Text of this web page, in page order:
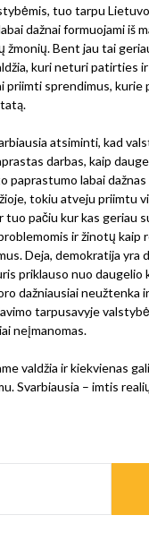
tuo tarpu
dažnai formuojami iš
žmonių. Bent jau tai
kuri neturi patirties ir
priimti sprendimus, kurie
atsiminti, kad
darbas, kaip
paprastumo labai dažnas
tokiu atveju priimtu
tuo pačiu kur kas geriau
ir žinotų kaip
Deja, demokratija yra
priklauso nuo daugelio
dažniausiai neužtenka
tarpusavyje
neįmanomas.
valdžia ir kiekvienas
Svarbiausia – imtis